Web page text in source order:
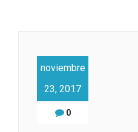
noviembre
23, 2017
0